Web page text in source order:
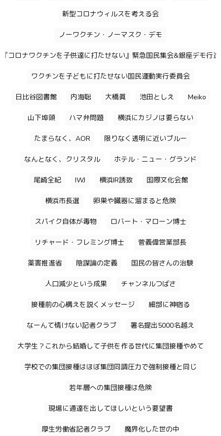
新型コロナウィルスを考える会
ノーワクチン・ノーマスク・デモ
『コロナワクチンを子供達に打たせない』緊急国民集会&銀座デモ行進
ワクチンを子どもに打たせない国民運動実行委員会
日比谷図書館 内海聡 大橋眞 池田としえ Meiko
山下埠頭 ハマ弁問題 横浜にカジノは要らない
たまらなく、AOR 限りなく透明に近いブルー
なんとなく、クリスタル ホテル・ニュー・グランド
尾崎全紀 IWJ 横浜IR誘致 国際文化会館
横浜市長選 卵巣や臓器に溜まると危険
スパイク自体が毒物 ロバート・マローン博士
リチャード・フレミング博士 菅義偉営業部長
薬害推進省 陰謀論の定義 国民の皆さんの治験
人口減少という成果 チャンネルつばさ
接種前の心構えを説くメッセージ 細部に神宿る
なーんて情けない記者クラブ 署名提出5000名越え
大学生？これから結婚して子供を作る世代に集団接種やめて
学校での集団接種はほぼ集団同調圧力で強制接種と同じ
若年層への集団接種は危険
現場に通達を出してほしいという要望書
厚生労働省記者クラブ 魔界化した世の中